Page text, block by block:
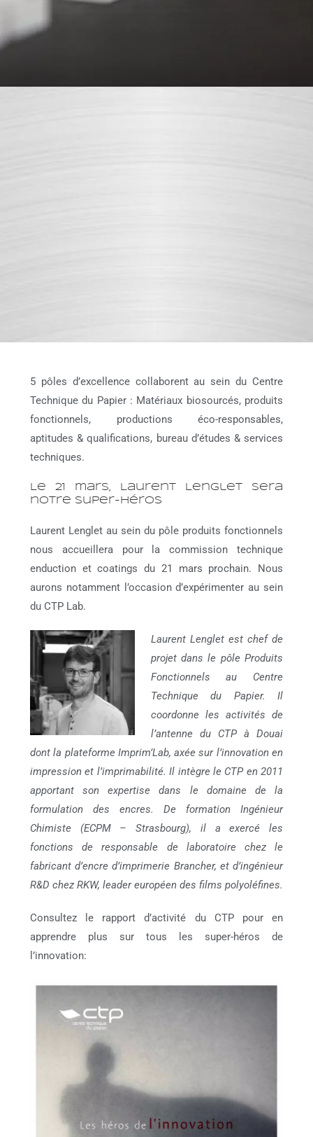
5 pôles d’excellence collaborent au sein du Centre
Technique du Papier : Matériaux biosourcés, produits
fonctionnels, productions éco-responsables,
aptitudes & qualifications, bureau d’études & services
techniques.
Le 21 mars, Laurent Lenglet sera
notre super-héros
Laurent Lenglet au sein du pôle produits fonctionnels
nous accueillera pour la commission technique
enduction et coatings du 21 mars prochain. Nous
aurons notamment l’occasion d’expérimenter au sein
du CTP Lab.
Laurent Lenglet est chef de
projet dans le pôle Produits
Fonctionnels au Centre
Technique du Papier. Il
coordonne les activités de
l’antenne du CTP à Douai
dont la plateforme Imprim’Lab, axée sur l’innovation en
impression et l’imprimabilité. Il intègre le CTP en 2011
apportant son expertise dans le domaine de la
formulation des encres. De formation Ingénieur
Chimiste (ECPM – Strasbourg), il a exercé les
fonctions de responsable de laboratoire chez le
fabricant d’encre d’imprimerie Brancher, et d’ingénieur
R&D chez RKW, leader européen des films polyoléfines.
Consultez le rapport d’activité du CTP pour en
apprendre plus sur tous les super-héros de
l’innovation: